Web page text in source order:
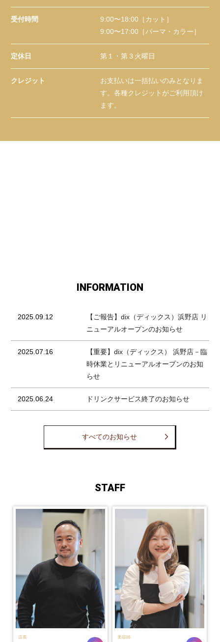
受付時間
9:00〜18:00［カット］
9:00〜17:00［パーマ・カラー］
定休日 第１・第３火曜日
クレジット
お支払いは一括払いのみとなりま
す。各種クレジットがご利用頂け
ます。
INFORMATION
2025.09.12
【ご報告】dix（ディックス）浜野店 リ
ニューアルオープンのお知らせ
2025.07.16
【重要】dix（ディックス） 浜野店－臨
時休業とリニューアルオープンのお知
らせ
2025.06.24 ドリンクサービス終了のお知らせ
すべてのお知らせ
STAFF
店長 美容師